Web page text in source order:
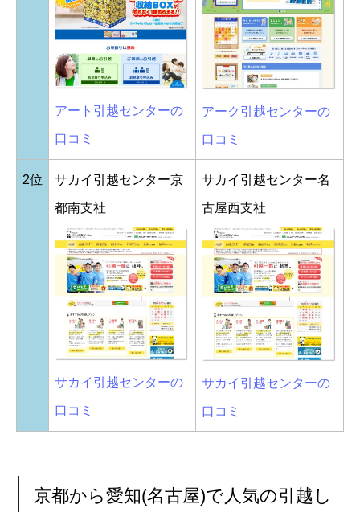
アート引越センターの
口コミ
アーク引越センターの
口コミ
2位 サカイ引越センター京
都南支社
サカイ引越センターの
口コミ
サカイ引越センター名
古屋西支社
サカイ引越センターの
口コミ
京都から愛知(名古屋)で人気の引越し